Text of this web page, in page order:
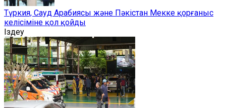
Түркия, Сауд Арабиясы және Пәкістан Мекке қорғаныс
келісіміне қол қойды
Іздеу